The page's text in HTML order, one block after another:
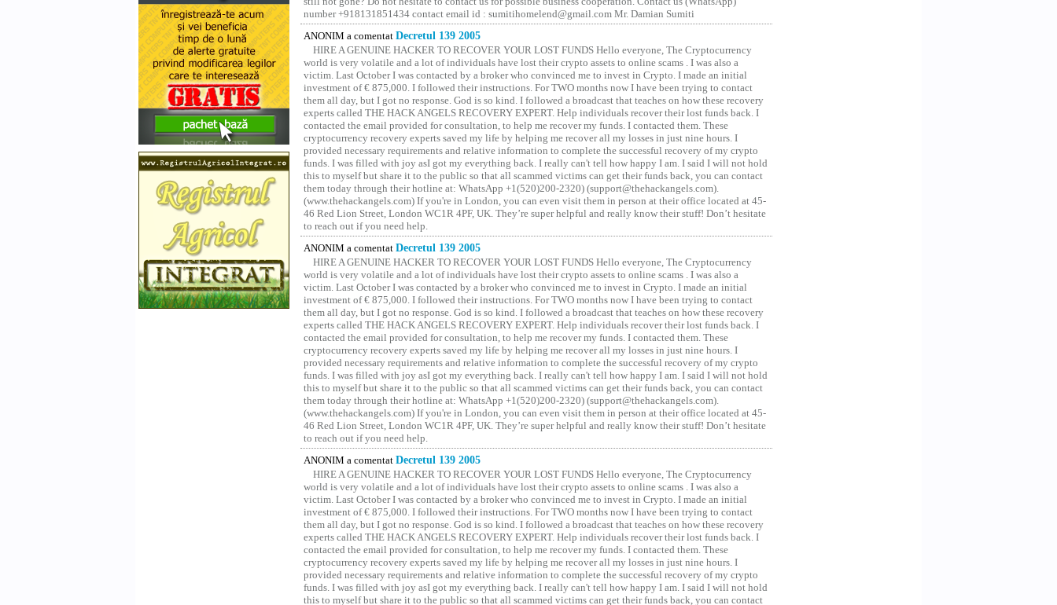
number +918131851434 contact email id : sumitihomelend@gmail.com Mr. Damian Sumiti
ANONIM a comentat Decretul 139 2005
HIRE A GENUINE HACKER TO RECOVER YOUR LOST FUNDS Hello everyone, The Cryptocurrency
world is very volatile and a lot of individuals have lost their crypto assets to online scams . I was also a
victim. Last October I was contacted by a broker who convinced me to invest in Crypto. I made an initial
investment of € 875,000. I followed their instructions. For TWO months now I have been trying to contact
them all day, but I got no response. God is so kind. I followed a broadcast that teaches on how these recovery
experts called THE HACK ANGELS RECOVERY EXPERT. Help individuals recover their lost funds back. I
contacted the email provided for consultation, to help me recover my funds. I contacted them. These
cryptocurrency recovery experts saved my life by helping me recover all my losses in just nine hours. I
provided necessary requirements and relative information to complete the successful recovery of my crypto
funds. I was filled with joy asI got my everything back. I really can't tell how happy I am. I said I will not hold
this to myself but share it to the public so that all scammed victims can get their funds back, you can contact
them today through their hotline at: WhatsApp +1(520)200-2320) (support@thehackangels.com).
(www.thehackangels.com) If you're in London, you can even visit them in person at their office located at 45-
46 Red Lion Street, London WC1R 4PF, UK. They’re super helpful and really know their stuff! Don’t hesitate
to reach out if you need help.
ANONIM a comentat Decretul 139 2005
HIRE A GENUINE HACKER TO RECOVER YOUR LOST FUNDS Hello everyone, The Cryptocurrency
world is very volatile and a lot of individuals have lost their crypto assets to online scams . I was also a
victim. Last October I was contacted by a broker who convinced me to invest in Crypto. I made an initial
investment of € 875,000. I followed their instructions. For TWO months now I have been trying to contact
them all day, but I got no response. God is so kind. I followed a broadcast that teaches on how these recovery
experts called THE HACK ANGELS RECOVERY EXPERT. Help individuals recover their lost funds back. I
contacted the email provided for consultation, to help me recover my funds. I contacted them. These
cryptocurrency recovery experts saved my life by helping me recover all my losses in just nine hours. I
provided necessary requirements and relative information to complete the successful recovery of my crypto
funds. I was filled with joy asI got my everything back. I really can't tell how happy I am. I said I will not hold
this to myself but share it to the public so that all scammed victims can get their funds back, you can contact
them today through their hotline at: WhatsApp +1(520)200-2320) (support@thehackangels.com).
(www.thehackangels.com) If you're in London, you can even visit them in person at their office located at 45-
46 Red Lion Street, London WC1R 4PF, UK. They’re super helpful and really know their stuff! Don’t hesitate
to reach out if you need help.
ANONIM a comentat Decretul 139 2005
HIRE A GENUINE HACKER TO RECOVER YOUR LOST FUNDS Hello everyone, The Cryptocurrency
world is very volatile and a lot of individuals have lost their crypto assets to online scams . I was also a
victim. Last October I was contacted by a broker who convinced me to invest in Crypto. I made an initial
investment of € 875,000. I followed their instructions. For TWO months now I have been trying to contact
them all day, but I got no response. God is so kind. I followed a broadcast that teaches on how these recovery
experts called THE HACK ANGELS RECOVERY EXPERT. Help individuals recover their lost funds back. I
contacted the email provided for consultation, to help me recover my funds. I contacted them. These
cryptocurrency recovery experts saved my life by helping me recover all my losses in just nine hours. I
provided necessary requirements and relative information to complete the successful recovery of my crypto
funds. I was filled with joy asI got my everything back. I really can't tell how happy I am. I said I will not hold
this to myself but share it to the public so that all scammed victims can get their funds back, you can contact